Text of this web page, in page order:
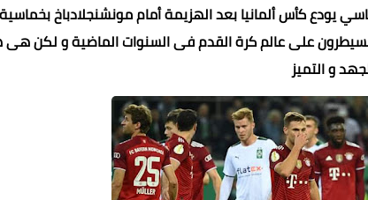
يودع كأس ألمانيا بعد الهزيمة أمام مونشنجلادباخ
على عالم كرة القدم فى السنوات الماضية و لكن هى
و التميز